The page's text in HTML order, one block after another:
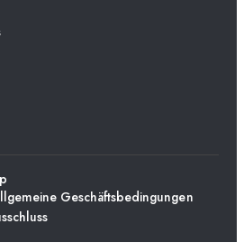
Geschäftsbedingungen